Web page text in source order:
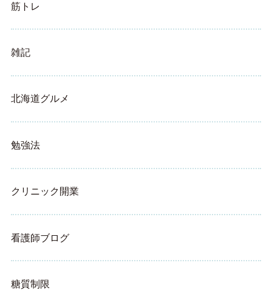
筋トレ
雑記
北海道グルメ
勉強法
クリニック開業
看護師ブログ
糖質制限